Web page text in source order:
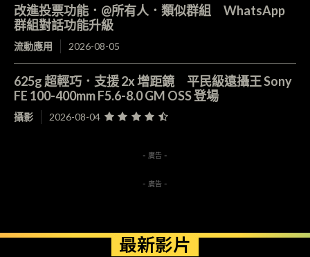
改進投票功能．@所有人．類似群組 WhatsApp
群組對話功能升級
流動應用 2026-08-05
625g 超輕巧．支援 2x 增距鏡 平民級遠攝王 Sony
FE 100-400mm F5.6-8.0 GM OSS 登場
攝影 2026-08-04
- 廣告 -
- 廣告 -
最新影片